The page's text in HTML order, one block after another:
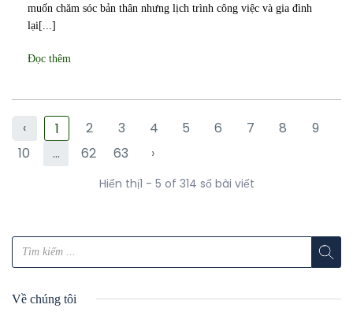
muốn chăm sóc bản thân nhưng lịch trình công việc và gia đình
lại[...]
Đọc thêm
‹ 1 2 3 4 5 6 7 8
9
10
... 62 63 ›
Hiển thị1 - 5 of 314 số bài viết
Về chúng tôi